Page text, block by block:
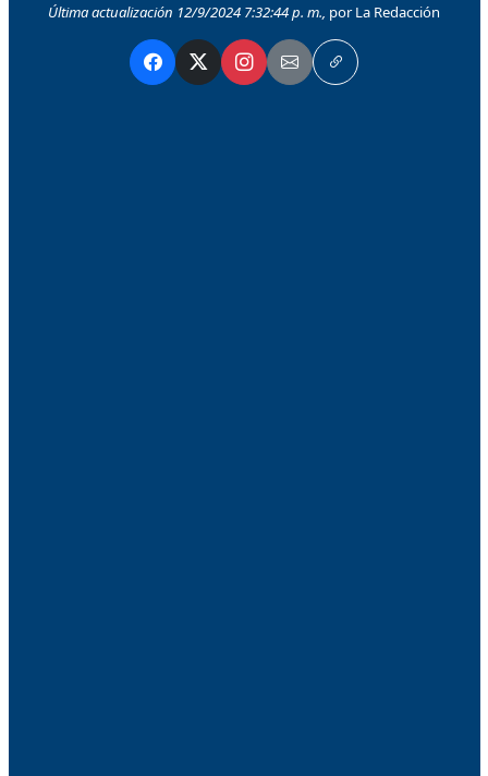
Última actualización 12/9/2024 7:32:44 p. m., por La Redacción